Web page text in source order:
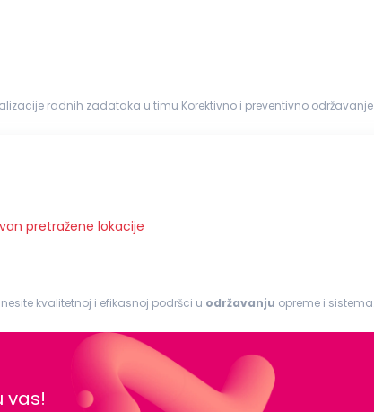
pretražene lokacije
kvalitetnoj i efikasnoj podršci u održavanju opreme i sistema. Odgovornosti:
vas!